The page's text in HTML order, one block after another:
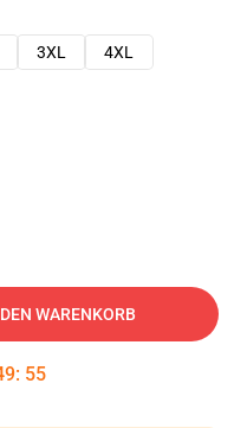
3XL
4XL
WARENKORB
: 54